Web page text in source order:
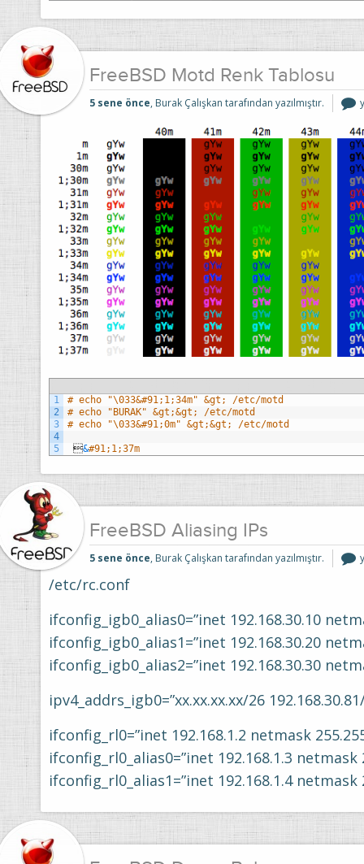
FreeBSD Motd Renk Tablosu
5 sene önce, Burak Çalışkan tarafından yazılmıştır.
1
2
3
4
5
# echo "\033&#91;1;34m" &gt; /etc/motd
# echo "BURAK" &gt;&gt; /etc/motd
# echo "\033&#91;0m" &gt;&gt; /etc/motd
&#91;1;37m
FreeBSD Aliasing IPs
5 sene önce, Burak Çalışkan tarafından yazılmıştır.
/etc/rc.conf
ifconfig_igb0_alias0=”inet 192.168.30.10
ifconfig_igb0_alias1=”inet 192.168.30.20
ifconfig_igb0_alias2=”inet 192.168.30.30
ipv4_addrs_igb0=”xx.xx.xx.xx/26
ifconfig_rl0=”inet 192.168.1.2 netmask
ifconfig_rl0_alias0=”inet 192.168.1.3 netmask
ifconfig_rl0_alias1=”inet 192.168.1.4 netmask